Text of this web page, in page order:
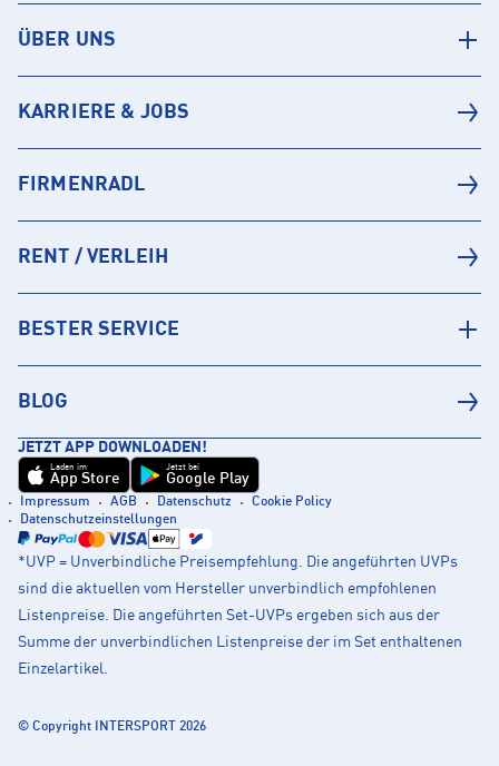
ÜBER UNS
KARRIERE & JOBS
FIRMENRADL
RENT / VERLEIH
BESTER SERVICE
BLOG
JETZT APP DOWNLOADEN!
Laden im
App Store
Jetzt bei
Google Play
Impressum AGB Datenschutz
Cookie Policy
Datenschutzeinstellungen
*UVP = Unverbindliche Preisempfehlung. Die angeführten UVPs
sind die aktuellen vom Hersteller unverbindlich empfohlenen
Listenpreise. Die angeführten Set-UVPs ergeben sich aus der
Summe der unverbindlichen Listenpreise der im Set enthaltenen
Einzelartikel.
© Copyright INTERSPORT 2026